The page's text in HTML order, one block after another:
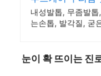
관리 10% 할인
내성발톱, 무좀발
는손톱, 발각질, 굳
동이 불편하신 분
리 가능/무료주차/
눈이 확 뜨이는 진